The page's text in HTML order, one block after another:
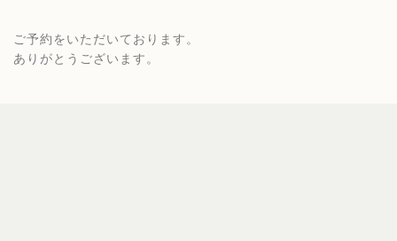
ご予約をいただいております。
ありがとうございます。